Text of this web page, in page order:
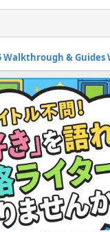
Walkthrough & Guides